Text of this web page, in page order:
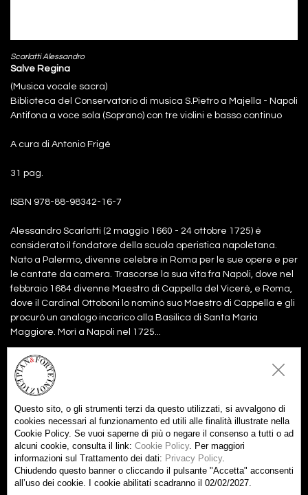
Scarlatti Alessandro
Salve Regina
(Musica vocale sacra)
Biblioteca del Conservatorio di musica S.Pietro a Majella - Napoli
Antifona a voce sola (Soprano) con tre violini e basso continuo
A cura di Antonio Frigé
31 pag.
ISBN 978-88-98342-16-7
Alessandro Scarlatti (2 maggio 1660 - 24 ottobre 1725) è
considerato il fondatore della scuola operistica napoletana.
Nato a Palermo, divenne celebre in Roma per le sue opere e per
le cantate da camera. Trascorse la sua vita fra Napoli, dove nel
febbraio 1684 divenne Maestro di Cappella del Vicerè, e Roma,
dove il Cardinal Ottoboni lo nominò suo Maestro di Cappella e gli
procurò un analogo incarico alla Basilica di Santa Maria
Maggiore. Morì a Napoli nel 1725...
Files:
partitura
parti 5,00€ Aggiungi al carrello
partitura +
parti
9,00€ Aggiungi tutti al carrello
Questo sito, o gli strumenti terzi da questo utilizzati, si avvalgono di
cookies necessari al funzionamento ed utili alle finalità illustrate nella
Cookie Policy. Se vuoi saperne di più o negare il consenso a tutti o ad
alcuni cookie, consulta il link: Cookie Policy. Per maggiori
informazioni sul Trattamento dei dati: Privacy Policy.
Chiudendo questo banner o cliccando il pulsante "Accetta" acconsenti
all’uso dei cookie. I cookie abilitati scadranno il 02/02/2027.